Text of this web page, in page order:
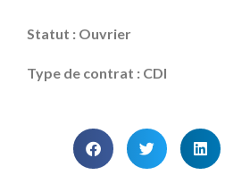
Statut : Ouvrier
Type de contrat : CDI